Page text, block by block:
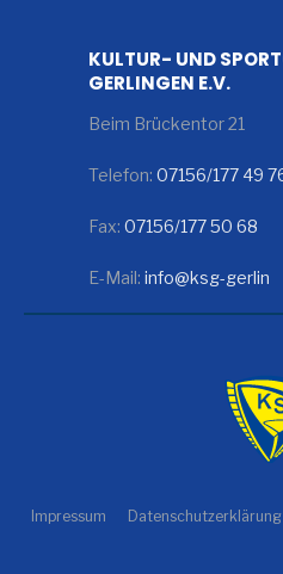
KULTUR- UND
GERLINGEN E.V.
Beim Brückentor 21
Telefon: 07156/177 49
Fax: 07156/177 50 68
E-Mail: info@ksg-gerlin
Impressum Datenschutzerklärung